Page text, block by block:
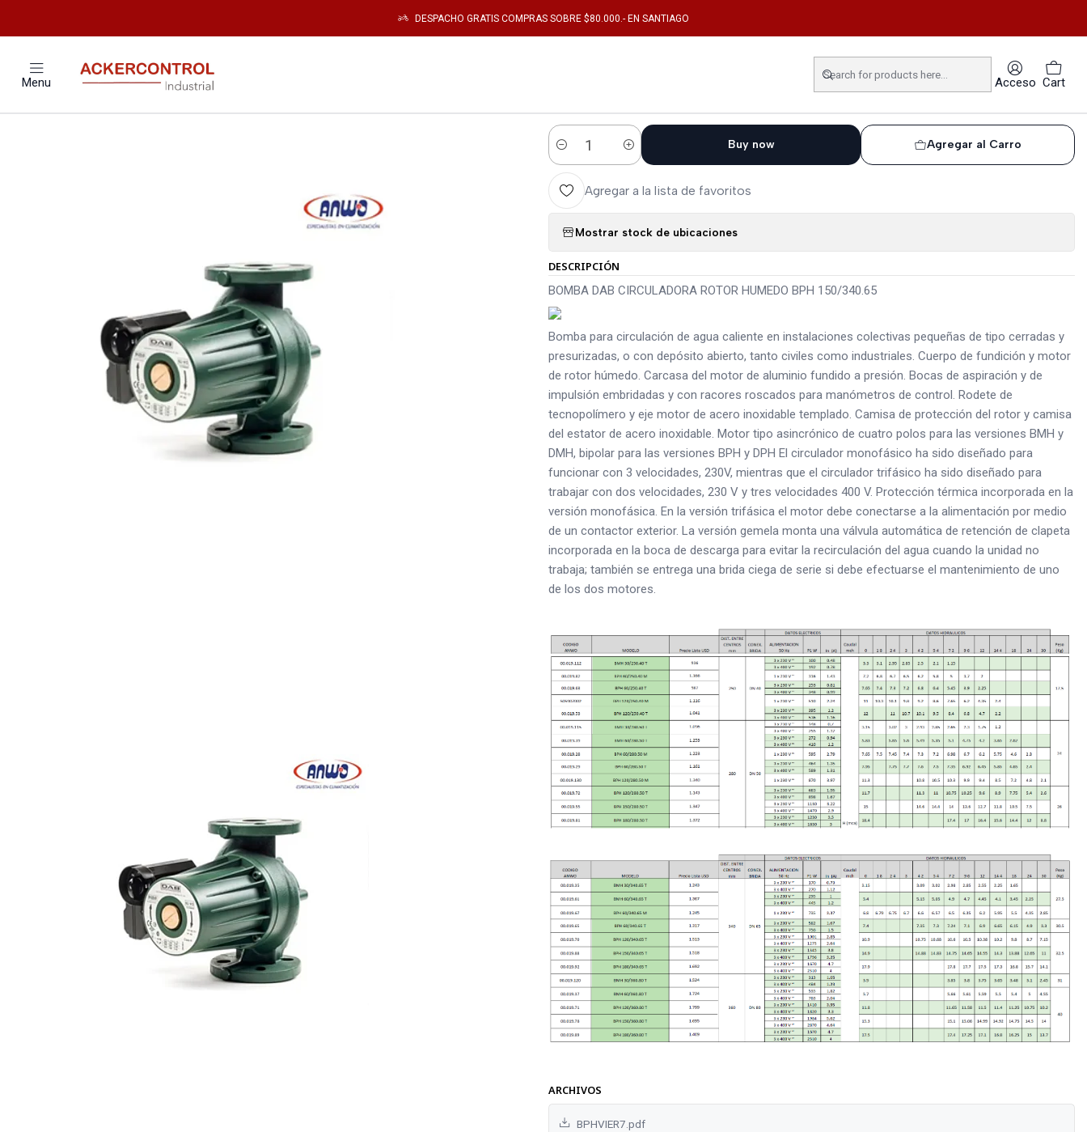
Menu Acceso Cart
DESPACHO GRATIS COMPRAS SOBRE $80.000.- EN SANTIAGO
Equipos de Bombeo BOMBA DOSIFICADORA BOMBA DAB CIRCULADORA ROTOR HUMEDO BPH 150/340.65T
BOMBA DAB CIRCULADORA ROTOR
HUMEDO BPH 150/340.65T
Cantidad
Agregar al Carro
Buy now
Agregar a la lista de favoritos
Mostrar stock de ubicaciones
DESCRIPCIÓN
BOMBA DAB CIRCULADORA ROTOR HUMEDO BPH 150/340.65
Bomba para circulación de agua caliente en instalaciones colectivas pequeñas de tipo cerradas y
presurizadas, o con depósito abierto, tanto civiles como industriales. Cuerpo de fundición y motor
de rotor húmedo. Carcasa del motor de aluminio fundido a presión. Bocas de aspiración y de
impulsión embridadas y con racores roscados para manómetros de control. Rodete de
tecnopolímero y eje motor de acero inoxidable templado. Camisa de protección del rotor y camisa
del estator de acero inoxidable. Motor tipo asincrónico de cuatro polos para las versiones BMH y
DMH, bipolar para las versiones BPH y DPH El circulador monofásico ha sido diseñado para
funcionar con 3 velocidades, 230V, mientras que el circulador trifásico ha sido diseñado para
trabajar con dos velocidades, 230 V y tres velocidades 400 V. Protección térmica incorporada en la
versión monofásica. En la versión trifásica el motor debe conectarse a la alimentación por medio
de un contactor exterior. La versión gemela monta una válvula automática de retención de clapeta
incorporada en la boca de descarga para evitar la recirculación del agua cuando la unidad no
trabaja; también se entrega una brida ciega de serie si debe efectuarse el mantenimiento de uno
de los dos motores.
ARCHIVOS
BPHVIER7.pdf